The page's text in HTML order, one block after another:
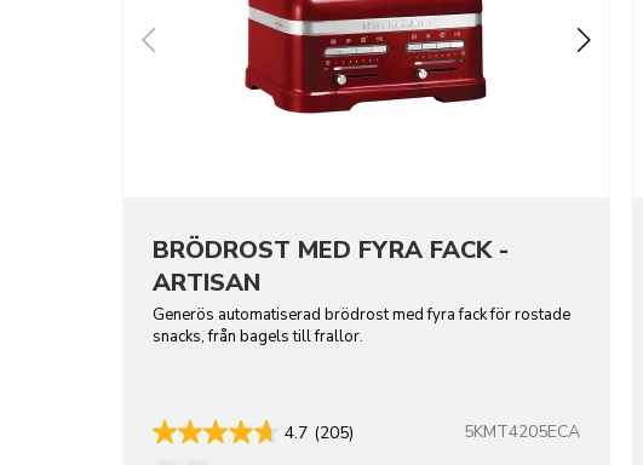
BRÖDROST MED FYRA FACK -
ARTISAN
Generös automatiserad brödrost med fyra fack för rostade
snacks, från bagels till frallor.
4.7 (205) 5KMT4205ECA